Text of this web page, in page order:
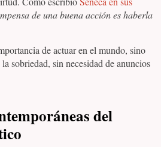
de una buena acción es haberla
de actuar en el mundo, sino
sobriedad, sin necesidad de anuncios
del